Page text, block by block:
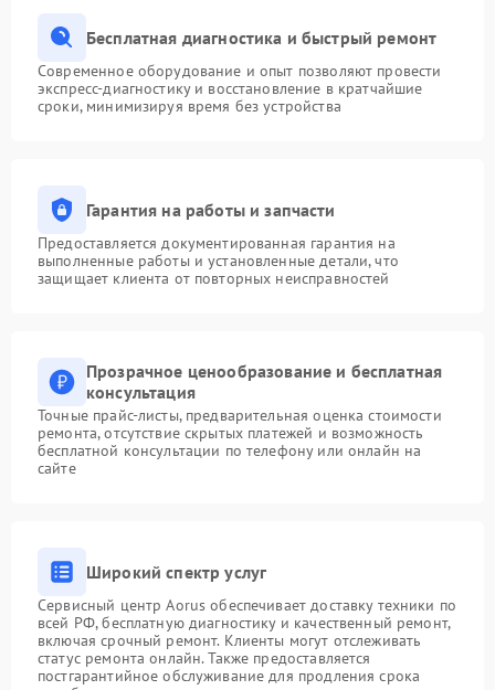
Бесплатная диагностика и быстрый ремонт
Современное оборудование и опыт позволяют провести
экспресс-диагностику и восстановление в кратчайшие
сроки, минимизируя время без устройства
Гарантия на работы и запчасти
Предоставляется документированная гарантия на
выполненные работы и установленные детали, что
защищает клиента от повторных неисправностей
Прозрачное ценообразование и бесплатная
консультация
Точные прайс-листы, предварительная оценка стоимости
ремонта, отсутствие скрытых платежей и возможность
бесплатной консультации по телефону или онлайн на
сайте
Широкий спектр услуг
Сервисный центр Aorus обеспечивает доставку техники по
всей РФ, бесплатную диагностику и качественный ремонт,
включая срочный ремонт. Клиенты могут отслеживать
статус ремонта онлайн. Также предоставляется
постгарантийное обслуживание для продления срока